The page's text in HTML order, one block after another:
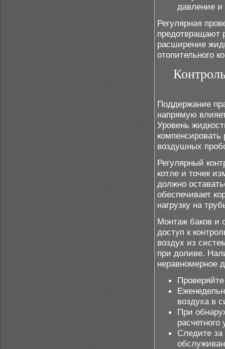
давление и
Регулярная
предотвращают
расширение
отопительного
Поддержание
напрямую
Уровень
воздушных
Регулярный
котле и точек
должно
обеспечивает
нагрузку на
Монтаж баков и
доступ к
воздух из
при доливе.
неравномерное
воздуха в
При
Следите за